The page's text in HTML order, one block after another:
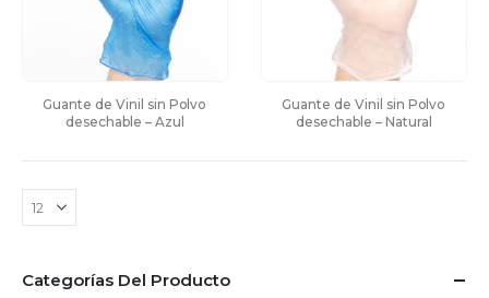
Guante de Vinil sin Polvo
desechable – Azul
Guante de Vinil sin Polvo
desechable – Natural
Categorías Del Producto